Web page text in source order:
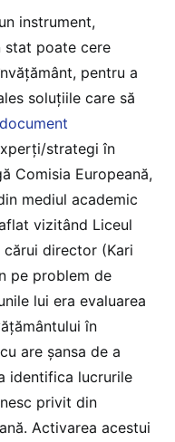
instrument,
stat poate cere
pentru a
soluțiile care să
strategi în
Comisia Europeană,
mediul academic
vizitând Liceul
director (Kari
pe problem de
lui era evaluarea
în
are șansa de a
identifica lucrurile
privit din
Activarea acestui